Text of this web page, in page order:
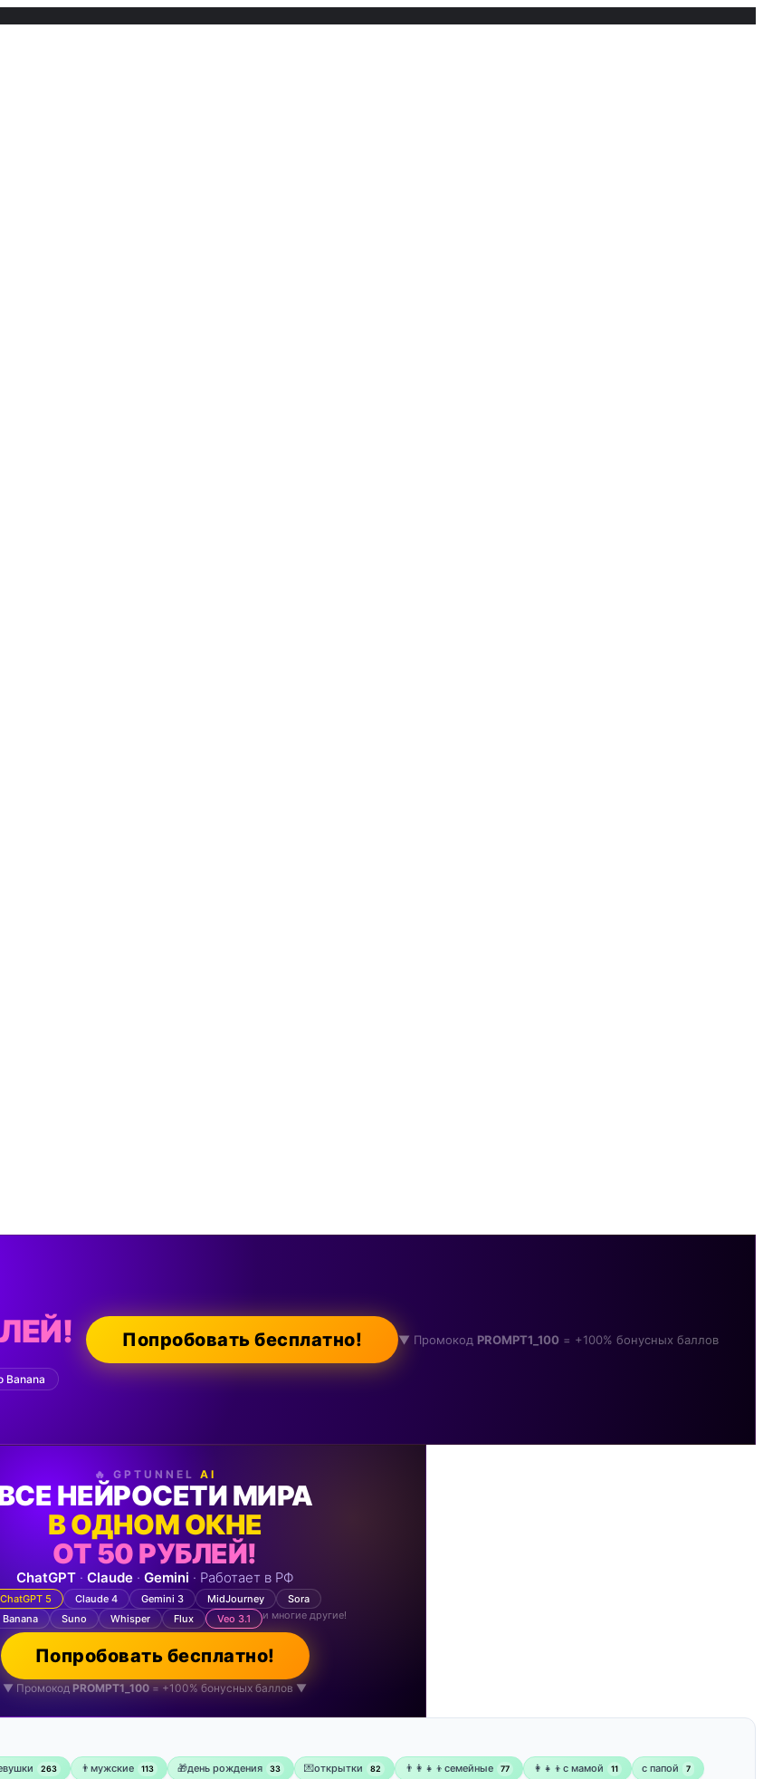
Banana
Попробовать бесплатно! ▼ Промокод PROMPT1_100 = +100% бонусных баллов
🔥 GPTUNNEL AI
НЕЙРОСЕТИ МИРА
В ОДНОМ ОКНЕ
ОТ 50 РУБЛЕЙ!
ChatGPT· Claude· Gemini · Работает в РФ
ChatGPT 5 Claude 4 Gemini 3 MidJourney
Sora
Suno Whisper Flux Veo 3.1 и многие другие!
Попробовать бесплатно!
▼ Промокод PROMPT1_100 = +100% бонусных баллов ▼
263 👨мужские 113 🎁день рождения 33 💌открытки 82 👨‍👩‍👧‍👦семейные 77 👩‍👧‍👦с мамой 11 ‍с папой 7